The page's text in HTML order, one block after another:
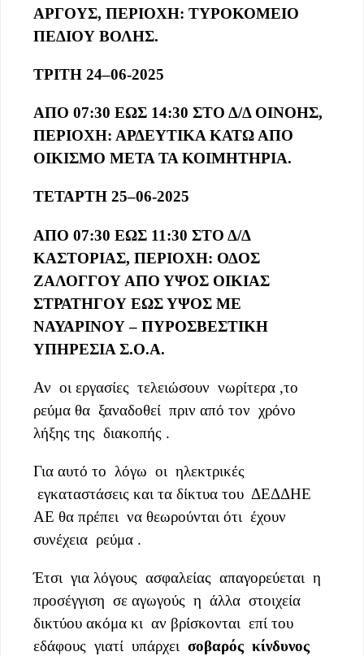
ΑΡΓΟΥΣ, ΠΕΡΙΟΧΗ: ΤΥΡΟΚΟΜΕΙΟ
ΠΕΔΙΟΥ ΒΟΛΗΣ.
ΤΡΙΤΗ 24–06-2025
ΑΠΟ 07:30 ΕΩΣ 14:30 ΣΤΟ Δ/Δ ΟΙΝΟΗΣ,
ΠΕΡΙΟΧΗ: ΑΡΔΕΥΤΙΚΑ ΚΑΤΩ ΑΠΟ
ΟΙΚΙΣΜΟ ΜΕΤΑ ΤΑ ΚΟΙΜΗΤΗΡΙΑ.
ΤΕΤΑΡΤΗ 25–06-2025
ΑΠΟ 07:30 ΕΩΣ 11:30 ΣΤΟ Δ/Δ
ΚΑΣΤΟΡΙΑΣ, ΠΕΡΙΟΧΗ: ΟΔΟΣ
ΖΑΛΟΓΓΟΥ ΑΠΟ ΥΨΟΣ ΟΙΚΙΑΣ
ΣΤΡΑΤΗΓΟΥ ΕΩΣ ΥΨΟΣ ΜΕ
ΝΑΥΑΡΙΝΟΥ – ΠΥΡΟΣΒΕΣΤΙΚΗ
ΥΠΗΡΕΣΙΑ Σ.Ο.Α.
Αν οι εργασίες τελειώσουν νωρίτερα ,το
ρεύμα θα ξαναδοθεί πριν από τον χρόνο
λήξης της διακοπής .
Για αυτό το λόγω οι ηλεκτρικές
εγκαταστάσεις και τα δίκτυα του ΔΕΔΔΗΕ
ΑΕ θα πρέπει να θεωρούνται ότι έχουν
συνέχεια ρεύμα .
Έτσι για λόγους ασφαλείας απαγορεύεται η
προσέγγιση σε αγωγούς η άλλα στοιχεία
δικτύου ακόμα κι αν βρίσκονται επί του
εδάφους γιατί υπάρχει σοβαρός κίνδυνος